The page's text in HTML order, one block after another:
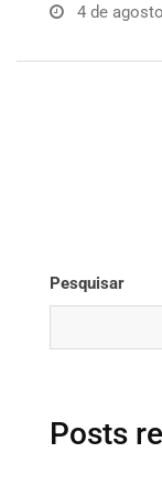
4 de
Pesquisar
Posts